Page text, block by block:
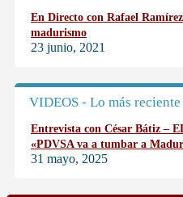
En Directo con Rafael
madurismo
23 junio, 2021
VIDEOS - Lo más reciente
Entrevista con César Bátiz –
«PDVSA va a tumbar a
31 mayo, 2025